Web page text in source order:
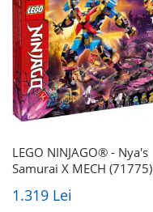
LEGO NINJAGO® - Nya's
Samurai X MECH (71775)
1.319 Lei